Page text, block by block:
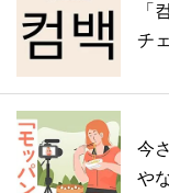
「
チ
今
や